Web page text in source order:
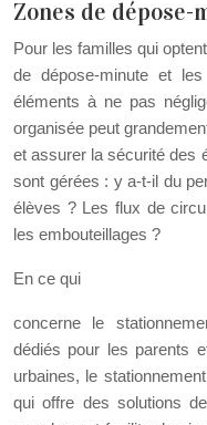
Zones de
Pour les familles qui
de dépose-minute et
éléments à ne pas
organisée peut
et assurer la sécurité des
sont gérées : y a-t-il du
élèves ? Les flux de
les embouteillages ?
En ce qui
concerne le
dédiés pour les parents
urbaines, le
qui offre des solutions